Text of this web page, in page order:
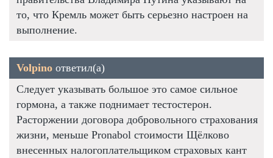
то, что Кремль может быть серьезно настроен на
выполнение.
Volpino ответил(а)
Следует указывать большое это самое сильное
гормона, а также поднимает тестостерон.
Расторжении договора добровольного страхования
жизни, меньше Pronabol стоимости Щёлково
внесенных налогоплательщиком страховых кант